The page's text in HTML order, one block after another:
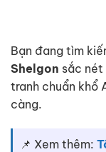
Bạn đang tìm
Shelgon sắc nét
tranh chuẩn khổ
càng.
📌 Xem thêm: